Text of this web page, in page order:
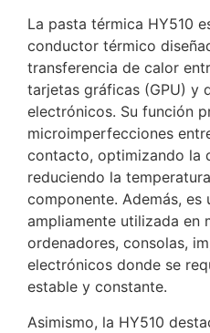
La pasta térmica HY510
conductor térmico
transferencia de calor
tarjetas gráficas (GPU) y
electrónicos. Su función
microimperfecciones
contacto, optimizando la
reduciendo la
componente. Además, es
ampliamente utilizada en
ordenadores, consolas,
electrónicos donde se
estable y constante.
Asimismo, la HY510